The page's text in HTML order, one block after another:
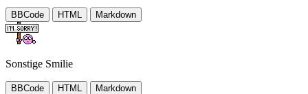
BBCode HTML Markdown
Sonstige Smilie
BBCode HTML Markdown